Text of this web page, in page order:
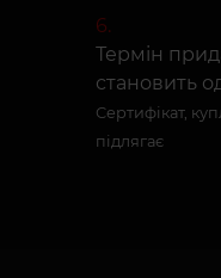
Термін
становить
Сертифікат,
підлягає